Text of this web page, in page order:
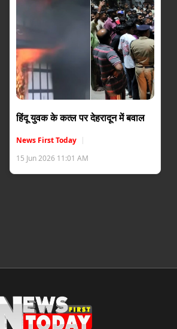
हिंदू युवक के कत्ल पर देहरादून में बवाल
News First Today
15 Jun 2026 11:01 AM